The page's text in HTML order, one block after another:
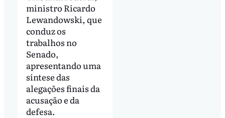
ministro Ricardo
Lewandowski, que
conduz os
trabalhos no
Senado,
apresentando uma
síntese das
alegações finais da
acusação e da
defesa.